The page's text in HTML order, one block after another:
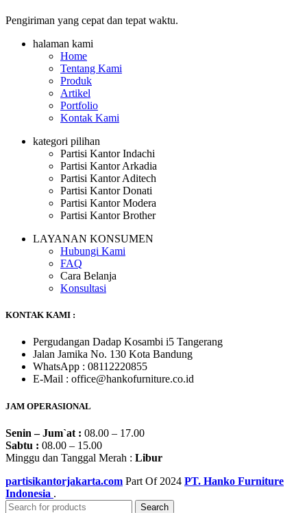
Pengiriman yang cepat dan tepat waktu.
halaman kami
Home
Tentang Kami
Produk
Artikel
Portfolio
Kontak Kami
kategori pilihan
Partisi Kantor Indachi
Partisi Kantor Arkadia
Partisi Kantor Aditech
Partisi Kantor Donati
Partisi Kantor Modera
Partisi Kantor Brother
LAYANAN KONSUMEN
Hubungi Kami
FAQ
Cara Belanja
Konsultasi
KONTAK KAMI :
Pergudangan Dadap Kosambi i5 Tangerang
Jalan Jamika No. 130 Kota Bandung
WhatsApp : 08112220855
E-Mail : office@hankofurniture.co.id
JAM OPERASIONAL
Senin – Jum`at : 08.00 – 17.00
Sabtu : 08.00 – 15.00
Minggu dan Tanggal Merah : Libur
partisikantorjakarta.com Part Of 2024 PT. Hanko Furniture
Indonesia .
Search